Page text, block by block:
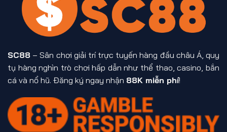
SC88 – Sân chơi giải trí trực tuyến hàng đầu châu Á, quy
tụ hàng nghìn trò chơi hấp dẫn như thể thao, casino, bắn
cá và nổ hũ. Đăng ký ngay nhận 88K miễn phí!